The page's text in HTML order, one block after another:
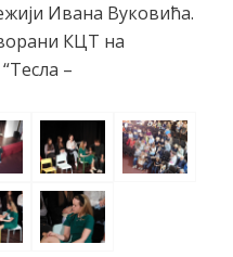
Ивана Вуковића.
КЦТ на
–